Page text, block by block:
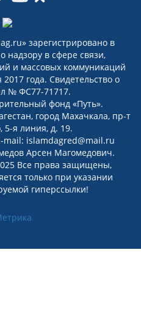
зарегистрировано в
надзору в сфере связи,
и массовых коммуникаций
года. Свидетельство о
№ ФС77-71717.
фонд «Путь».
город Махачкала, пр-т
5-я линия, д. 19.
mail: islamdagred@mail.ru
Арсен Магомедович.
Все права защищены,
только при указании
гиперссылки!